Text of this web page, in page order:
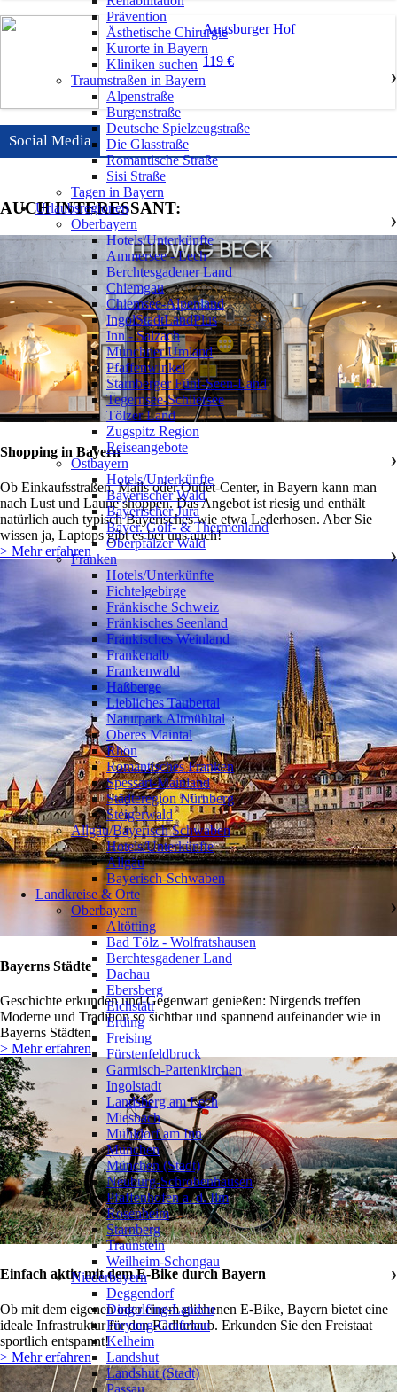
Augsburger Hof
119 €
Social Media
AUCH INTERESSANT:
Shopping in Bayern
Ob Einkaufsstraßen, Malls oder Outlet-Center, in Bayern kann man
nach Lust und Laune shoppen. Das Angebot ist riesig und enthält
natürlich auch typisch Bayerisches wie etwa Lederhosen. Aber Sie
wissen ja, Laptops gibt es bei uns auch!
> Mehr erfahren
Bayerns Städte
Geschichte erkunden und Gegenwart genießen: Nirgends treffen
Moderne und Tradition so sichtbar und spannend aufeinander wie in
Bayerns Städten.
> Mehr erfahren
Einfach aktiv mit dem E-Bike durch Bayern
Ob mit dem eigenen oder einem gliehenen E-Bike, Bayern bietet eine
ideale Infrastruktur für den Radlurlaub. Erkunden Sie den Freistaat
sportlich entspannt!
> Mehr erfahren
Prävention
Ästhetische Chirurgie
Kurorte in Bayern
Kliniken suchen
Traumstraßen in Bayern
❯
Alpenstraße
Burgenstraße
Deutsche Spielzeugstraße
Die Glasstraße
Romantische Straße
Sisi Straße
Tagen in Bayern
Urlaubsregionen
Oberbayern
❯
Hotels/Unterkünfte
Ammersee - Lech
Berchtesgadener Land
Chiemgau
Chiemsee-Alpenland
IngolStadtLandPlus
Inn - Salzach
Münchner Umland
Pfaffenwinkel
Starnberger Fünf-Seen-Land
Tegernsee-Schliersee
Tölzer Land
Zugspitz Region
Reiseangebote
Ostbayern
❯
Hotels/Unterkünfte
Bayerischer Wald
Bayerischer Jura
Bayer. Golf- & Thermenland
Oberpfälzer Wald
Franken
❯
Hotels/Unterkünfte
Fichtelgebirge
Fränkische Schweiz
Fränkisches Seenland
Fränkisches Weinland
Frankenalb
Frankenwald
Haßberge
Liebliches Taubertal
Naturpark Altmühltal
Oberes Maintal
Rhön
Romantisches Franken
Spessart-Mainland
Städteregion Nürnberg
Steigerwald
Allgäu/Bayerisch Schwaben
❯
Hotels/Unterkünfte
Allgäu
Bayerisch-Schwaben
Landkreise & Orte
Oberbayern
❯
Altötting
Bad Tölz - Wolfratshausen
Berchtesgadener Land
Dachau
Ebersberg
Eichstätt
Erding
Freising
Fürstenfeldbruck
Garmisch-Partenkirchen
Ingolstadt
Landsberg am Lech
Miesbach
Mühldorf am Inn
München
München (Stadt)
Neuburg-Schrobenhausen
Pfaffenhofen a. d. Ilm
Rosenheim
Starnberg
Traunstein
Weilheim-Schongau
Niederbayern
❯
Deggendorf
Dingolfing-Landau
Freyung-Grafenau
Kelheim
Landshut
Landshut (Stadt)
Passau